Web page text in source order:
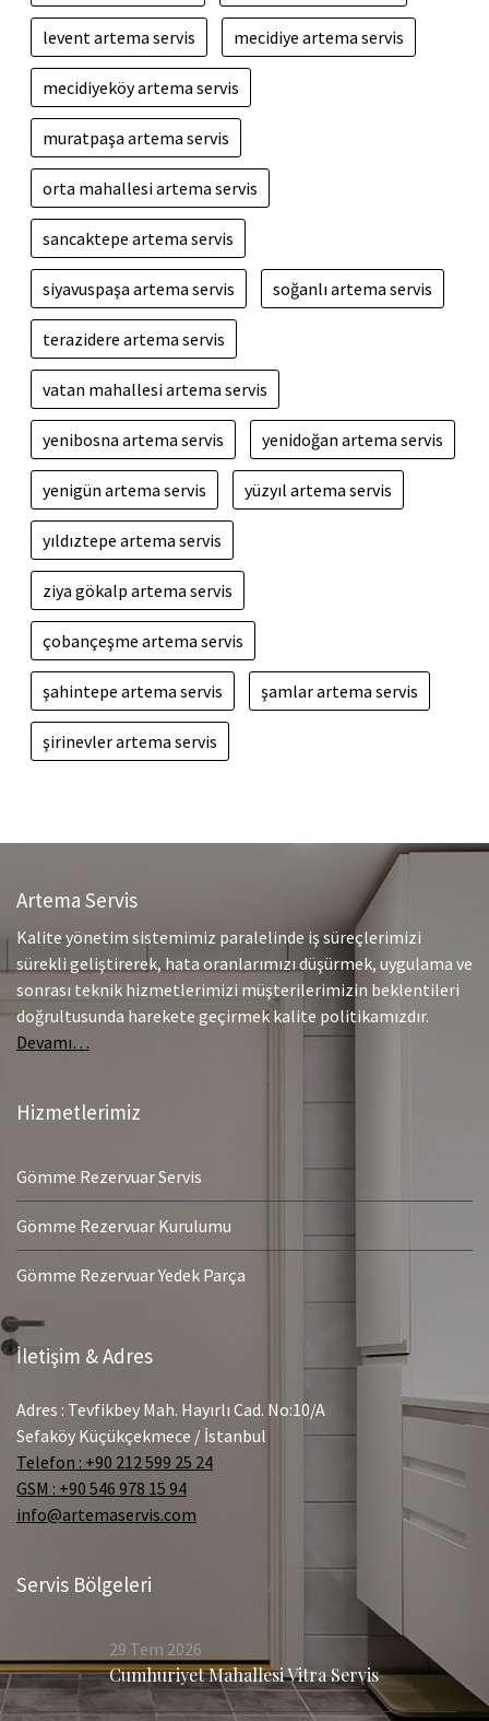
levent artema servis mecidiye artema servis
mecidiyeköy artema servis
muratpaşa artema servis
orta mahallesi artema servis
sancaktepe artema servis
siyavuspaşa artema servis soğanlı artema servis
terazidere artema servis
vatan mahallesi artema servis
yenibosna artema servis yenidoğan artema servis
yenigün artema servis yüzyıl artema servis
yıldıztepe artema servis
ziya gökalp artema servis
çobançeşme artema servis
şahintepe artema servis şamlar artema servis
şirinevler artema servis
Artema Servis
Kalite yönetim sistemimiz paralelinde iş süreçlerimizi
sürekli geliştirerek, hata oranlarımızı düşürmek, uygulama ve
sonrası teknik hizmetlerimizi müşterilerimizin beklentileri
doğrultusunda harekete geçirmek kalite politikamızdır.
Devamı…
Hizmetlerimiz
Gömme Rezervuar Servis
Gömme Rezervuar Kurulumu
Gömme Rezervuar Yedek Parça
İletişim & Adres
Adres : Tevfikbey Mah. Hayırlı Cad. No:10/A
Sefaköy Küçükçekmece / İstanbul
Telefon : +90 212 599 25 24
GSM : +90 546 978 15 94
info@artemaservis.com
Servis Bölgeleri
29 Tem 2026
Cumhuriyet Mahallesi Vitra Servis